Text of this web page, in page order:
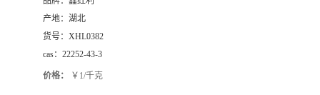
产地： 湖北
货号： XHL0382
cas： 22252-43-3
价格： ￥1/千克